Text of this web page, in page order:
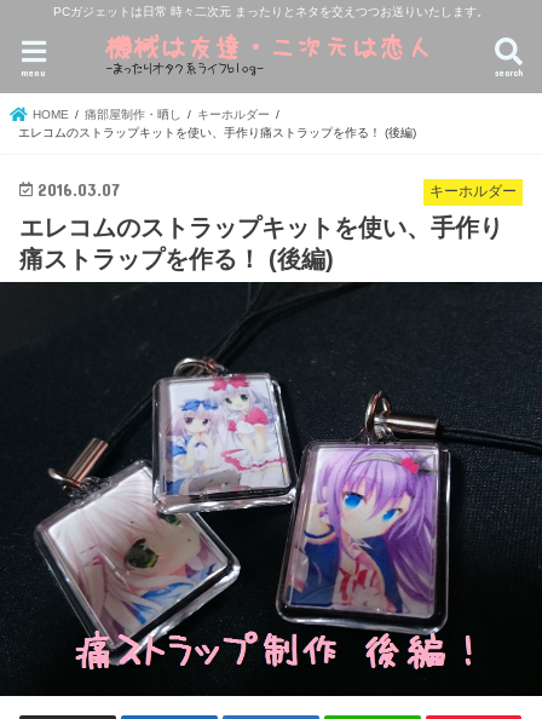
PCガジェットは日常 時々二次元 まったりとネタを交えつつお送りいたします。
search
menu
HOME 痛部屋制作・晒し
キーホルダー
エレコムのストラップキットを使い、手作り痛ストラップを作る！ (後編)
キーホルダー
2016.03.07
エレコムのストラップキットを使い、手作り
痛ストラップを作る！ (後編)